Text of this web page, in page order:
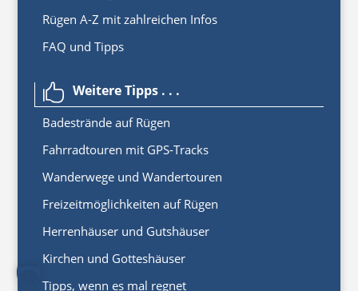
Rügen A-Z mit zahlreichen Infos
FAQ und Tipps
 Weitere Tipps . . .
Badestrände auf Rügen
Fahrradtouren mit GPS-Tracks
Wanderwege und Wandertouren
Freizeitmöglichkeiten auf Rügen
Herrenhäuser und Gutshäuser
Kirchen und Gotteshäuser
Tipps, wenn es mal regnet